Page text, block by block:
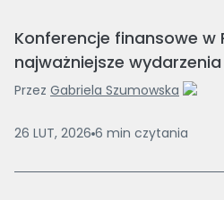
Konferencje finansowe w
najważniejsze
Przez Gabriela Szumowska
26 LUT, 2026 6 min czytania